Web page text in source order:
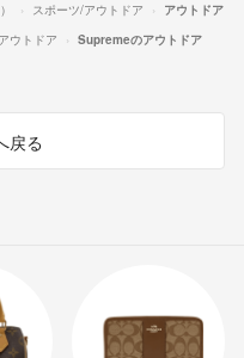
スポーツ/アウトドア
アウトドア
アウトドア Supremeのアウトドア
戻る